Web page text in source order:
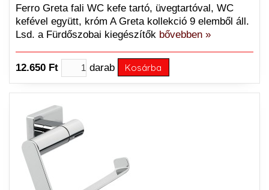
Ferro Greta fali WC kefe tartó, üvegtartóval, WC
kefével együtt, króm A Greta kollekció 9 elemből áll.
Lsd. a Fürdőszobai kiegészítők bővebben »
12.650 Ft darab Kosárba